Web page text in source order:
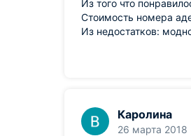
Из того что
Стоимость номера
Из недостатков:
Каролина
26 марта 2018